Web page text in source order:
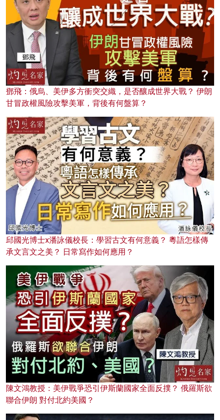
鄧飛：俄烏、美伊多方衝突交織，是否釀成世界大戰？ 伊朗
甘冒政權風險攻擊美軍，背後有何盤算？
邱國光博士x潘詠儀校長：學習古文有何意義？ 粵語怎樣傳
承文言文之美？ 日常寫作如何應用？
陳文鴻教授：美伊戰爭恐引伊斯蘭國家全面反撲？ 俄羅斯欲
聯合伊朗 對付北約美國？